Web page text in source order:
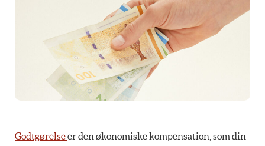
Godtgørelseer den økonomiske kompensation, som din